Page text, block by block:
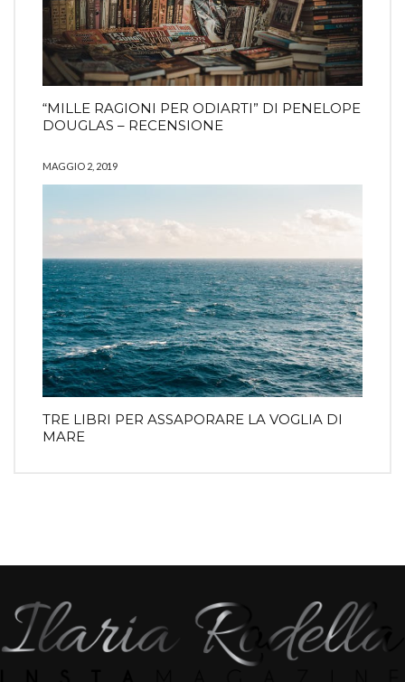
“MILLE RAGIONI PER ODIARTI” DI PENELOPE
DOUGLAS – RECENSIONE
MAGGIO 2, 2019
TRE LIBRI PER ASSAPORARE LA VOGLIA DI
MARE